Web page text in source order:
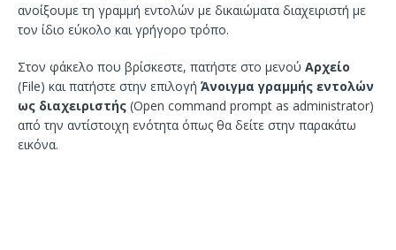
ανοίξουμε τη γραμμή εντολών με δικαιώματα διαχειριστή με
τον ίδιο εύκολο και γρήγορο τρόπο.
Στον φάκελο που βρίσκεστε, πατήστε στο μενού Αρχείο
(File) και πατήστε στην επιλογή Άνοιγμα γραμμής εντολών
ως διαχειριστής (Open command prompt as administrator)
από την αντίστοιχη ενότητα όπως θα δείτε στην παρακάτω
εικόνα.